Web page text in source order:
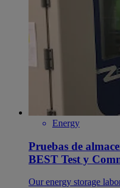
Energy
Pruebas de
BEST Test y
Our energy storage